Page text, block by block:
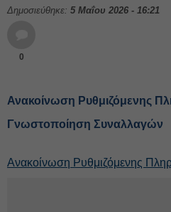
Δημοσιεύθηκε: 5 Μαΐου 2026 - 16:21
0
Ανακοίνωση Ρυθμιζόμενης
Γνωστοποίηση Συναλλαγών
Ανακοίνωση Ρυθμιζόμενης